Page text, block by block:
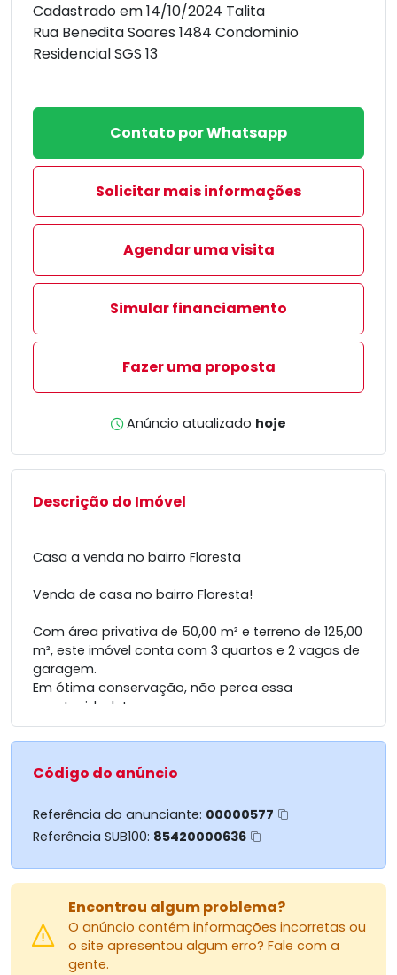
Cadastrado em 14/10/2024 Talita
Rua Benedita Soares 1484 Condominio
Residencial SGS 13
Contato por Whatsapp
Solicitar mais informações
Agendar uma visita
Simular financiamento
Fazer uma proposta
Anúncio atualizado hoje
Descrição do Imóvel
Casa a venda no bairro Floresta
Venda de casa no bairro Floresta!
Com área privativa de 50,00 m² e terreno de 125,00
m², este imóvel conta com 3 quartos e 2 vagas de
garagem.
Em ótima conservação, não perca essa
oportunidade!
Código do anúncio
Referência do anunciante: 00000577
Referência SUB100: 85420000636
Encontrou algum problema?
O anúncio contém informações incorretas ou
o site apresentou algum erro? Fale com a
gente.